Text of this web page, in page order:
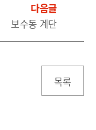
다음글
보수동 계단
목록